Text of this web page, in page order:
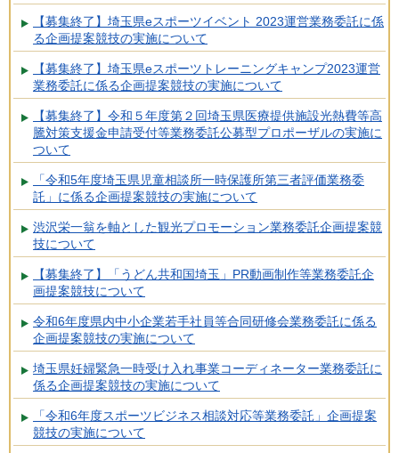
【募集終了】埼玉県eスポーツイベント 2023運営業務委託に係
る企画提案競技の実施について
【募集終了】埼玉県eスポーツトレーニングキャンプ2023運営
業務委託に係る企画提案競技の実施について
【募集終了】令和５年度第２回埼玉県医療提供施設光熱費等高
騰対策支援金申請受付等業務委託公募型プロポーザルの実施に
ついて
「令和5年度埼玉県児童相談所一時保護所第三者評価業務委
託」に係る企画提案競技の実施について
渋沢栄一翁を軸とした観光プロモーション業務委託企画提案競
技について
【募集終了】「うどん共和国埼玉」PR動画制作等業務委託企
画提案競技について
令和6年度県内中小企業若手社員等合同研修会業務委託に係る
企画提案競技の実施について
埼玉県妊婦緊急一時受け入れ事業コーディネーター業務委託に
係る企画提案競技の実施について
「令和6年度スポーツビジネス相談対応等業務委託」企画提案
競技の実施について